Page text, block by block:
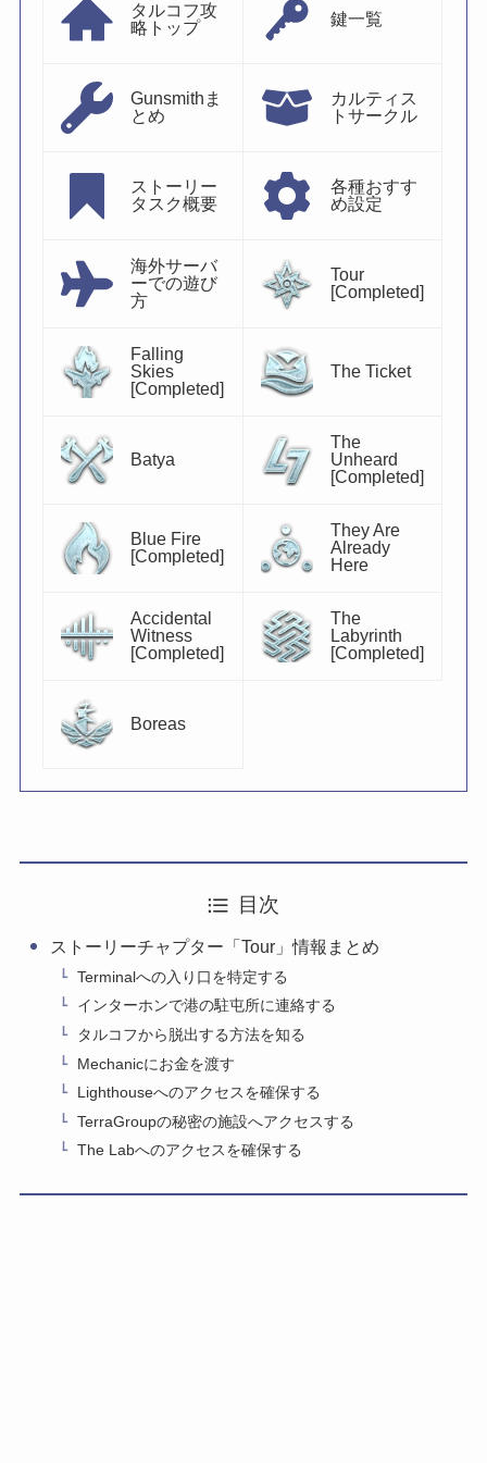
タルコフ攻
略トップ
鍵一覧
Gunsmithま
とめ
カルティス
トサークル
ストーリー
タスク概要
各種おすす
め設定
海外サーバ
ーでの遊び
方
Tour
[Completed]
Falling
Skies
[Completed]
The Ticket
Batya
The
Unheard
[Completed]
Blue Fire
[Completed]
They Are
Already
Here
Accidental
Witness
[Completed]
The
Labyrinth
[Completed]
Boreas
目次
ストーリーチャプター「Tour」情報まとめ
Terminalへの入り口を特定する
インターホンで港の駐屯所に連絡する
タルコフから脱出する方法を知る
Mechanicにお金を渡す
Lighthouseへのアクセスを確保する
TerraGroupの秘密の施設へアクセスする
The Labへのアクセスを確保する